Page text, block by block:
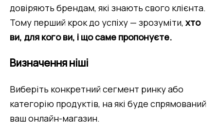
довіряють брендам, які знають свого клієнта.
Тому перший крок до успіху — зрозуміти, хто
ви, для кого ви, і що саме пропонуєте.
Визначення ніші
Виберіть конкретний сегмент ринку або
категорію продуктів, на які буде спрямований
ваш онлайн-магазин.